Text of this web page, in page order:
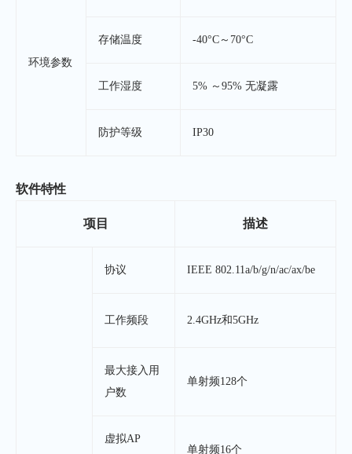
环境参数
存储温度 -40°C～70°C
工作湿度 5% ～95% 无凝露
防护等级 IP30
软件特性
项目 描述
协议 IEEE 802.11a/b/g/n/ac/ax/be
工作频段 2.4GHz和5GHz
最大接入用
户数
单射频128个
虚拟AP
单射频16个